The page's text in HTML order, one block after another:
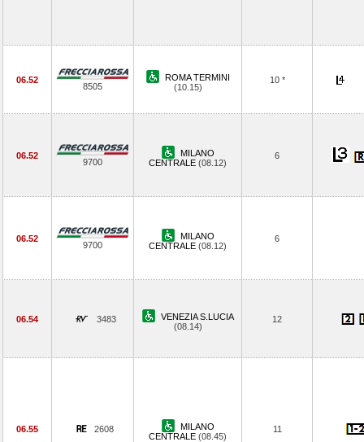
06.52
8505
ROMA TERMINI
(10.15)
10 *
06.52
9700
MILANO
CENTRALE (08.12)
6
06.52
9700
MILANO
CENTRALE (08.12)
6
06.54 3483
VENEZIA S.LUCIA
(08.14)
12
06.55 2608
MILANO
CENTRALE (08.45)
11